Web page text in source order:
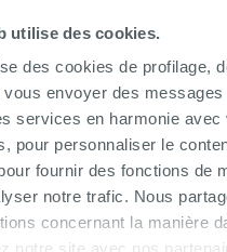
utilise des cookies.
des cookies de profilage,
envoyer des messages
services en harmonie avec
pour personnaliser le
fournir des fonctions de
notre trafic. Nous
concernant la manière
notre site avec nos